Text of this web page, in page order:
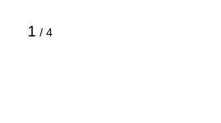
1 / 4